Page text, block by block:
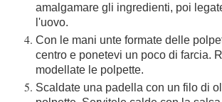
amalgamare gli ingredienti, poi
l'uovo.
Con le mani unte formate delle
centro e ponetevi un poco di farcia.
modellate le polpette.
Scaldate una padella con un filo di